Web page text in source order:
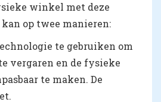
winkel met deze
op twee manieren:
te gebruiken om
vergaren en de fysieke
te maken. De